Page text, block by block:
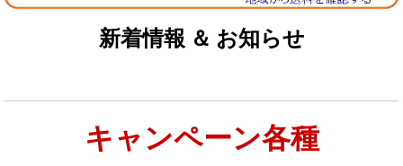
新着情報 ＆ お知らせ
キャンペーン各種